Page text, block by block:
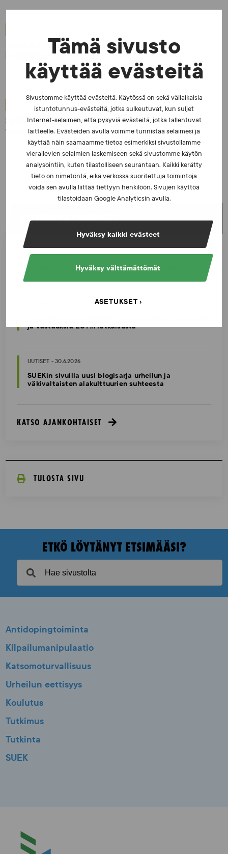
Tämä sivusto
käyttää evästeitä
Sivustomme käyttää evästeitä. Käytössä on sekä väliaikaisia
istuntotunnus-evästeitä, jotka sulkeutuvat, kun suljet
Internet-selaimen, että pysyviä evästeitä, jotka tallentuvat
laitteelle. Evästeiden avulla voimme tunnistaa selaimesi ja
käyttää näin saamaamme tietoa esimerkiksi sivustollamme
vierailevien selaimien laskemiseen sekä sivustomme käytön
analysointiin, kuten tilastolliseen seurantaan. Kaikki kerätty
tieto on nimetöntä, eikä verkossa suoritettuja toimintoja
voida sen avulla liittää tiettyyn henkilöön. Sivujen käyttöä
tilastoidaan Google Analyticsin avulla.
Hyväksy kaikki evästeet
Hyväksy välttämättömät
ASETUKSET
Dopingrikkomuspäätösten julkistaminen:
kysymyksiä ja vastauksia EUT:n ratkaisusta
UUTISET - 30.6.2026
SUEKin sivuilla uusi blogisarja urheilun ja
väkivaltaisten alakulttuurien suhteesta
UUSIMMAT UUTISET
UUTISET - 5.8.2026
Iljukov SUEKin lääketieteelliseksi asiantuntijaksi
ja vastauksia EUT:n ratkaisusta
UUTISET - 30.6.2026
SUEKin sivuilla uusi blogisarja urheilun ja
väkivaltaisten alakulttuurien suhteesta
KATSO AJANKOHTAISET
TULOSTA SIVU
ETKÖ LÖYTÄNYT ETSIMÄÄSI?
Antidopingtoiminta
Kilpailumanipulaatio
Katsomoturvallisuus
Urheilun eettisyys
Koulutus
Tutkimus
Tutkinta
SUEK